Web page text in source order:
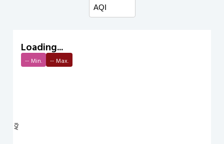
Loading...
-- Min. -- Max.
AQI